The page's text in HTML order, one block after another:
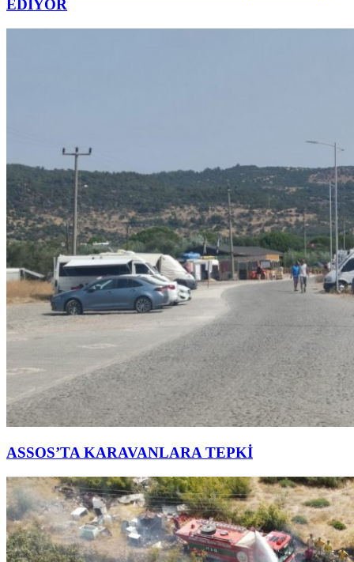
EDİYOR
ASSOS’TA KARAVANLARA TEPKİ